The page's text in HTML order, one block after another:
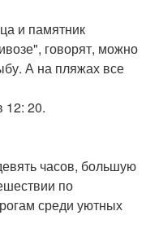
и памятник
говорят, можно
А на пляжах все
12: 20.
часов, большую
по
среди уютных